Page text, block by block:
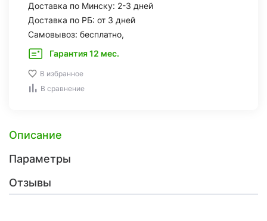
Доставка по Минску: 2-3 дней
Доставка по РБ: от 3 дней
Самовывоз: бесплатно,
Гарантия 12 мес.
В избранное
В сравнение
Описание
Параметры
Отзывы